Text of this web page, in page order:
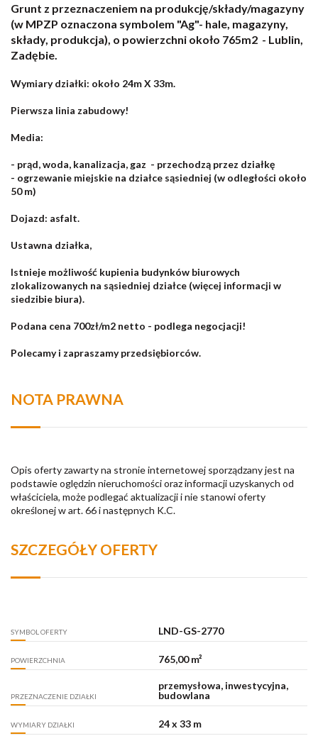
Grunt z przeznaczeniem na produkcję/składy/magazyny
(w MPZP oznaczona symbolem "Ag"- hale, magazyny,
składy, produkcja), o powierzchni około 765m2 - Lublin,
Zadębie.
Wymiary działki: około 24m X 33m.
Pierwsza linia zabudowy!
Media:
- prąd, woda, kanalizacja, gaz - przechodzą przez działkę
- ogrzewanie miejskie na działce sąsiedniej (w odległości około
50 m)
Dojazd: asfalt.
Ustawna działka,
Istnieje możliwość kupienia budynków biurowych
zlokalizowanych na sąsiedniej działce (więcej informacji w
siedzibie biura).
Podana cena 700zł/m2 netto - podlega negocjacji!
Polecamy i zapraszamy przedsiębiorców.
NOTA PRAWNA
Opis oferty zawarty na stronie internetowej sporządzany jest na
podstawie oględzin nieruchomości oraz informacji uzyskanych od
właściciela, może podlegać aktualizacji i nie stanowi oferty
określonej w art. 66 i następnych K.C.
SZCZEGÓŁY OFERTY
SYMBOL OFERTY LND-GS-2770
POWIERZCHNIA 765,00 m²
PRZEZNACZENIE DZIAŁKI
przemysłowa, inwestycyjna,
budowlana
WYMIARY DZIAŁKI 24 x 33 m